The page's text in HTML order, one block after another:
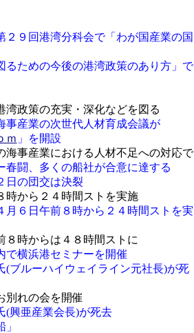
２９回港湾分科会で「わが国産業の国
ための今後の港湾政策のあり方」で
湾政策の充実・深化などを図る
事産業の次世代人材育成会議が
ｍ 」を開設
海事産業における人材不足への対応で
春闘、多くの船社が合意に達する
日の団交は決裂
から２４時間ストを実施
月６日午前８時から２４時間ストを実
８時からは４８時間ストに
で横浜港セミナーを開催
ブルーハイウェイライン元社長)が死
別れの会を開催
(興亜産業会長)が死去